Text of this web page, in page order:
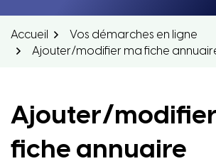
Accueil
Vos démarches en ligne
Ajouter/modifier ma fiche
Ajouter/
fiche annuaire